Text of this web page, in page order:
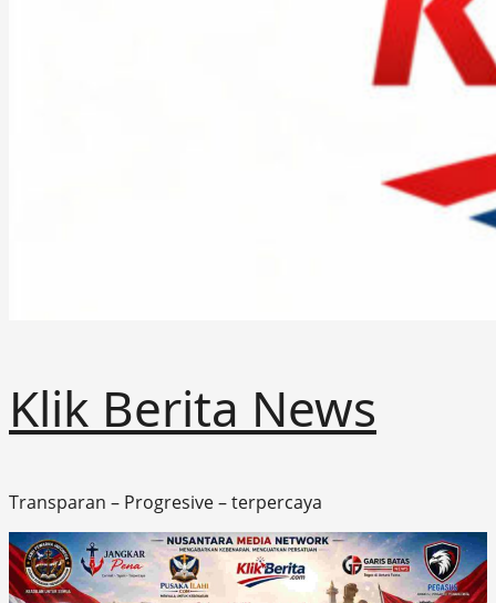
Klik Berita News
Transparan – Progresive – terpercaya